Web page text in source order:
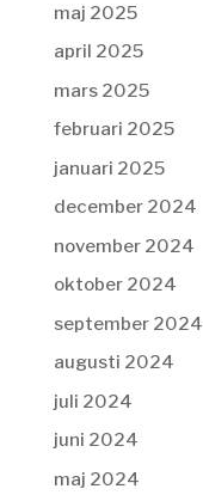
maj 2025
april 2025
mars 2025
februari 2025
januari 2025
december 2024
november 2024
oktober 2024
september 2024
augusti 2024
juli 2024
juni 2024
maj 2024